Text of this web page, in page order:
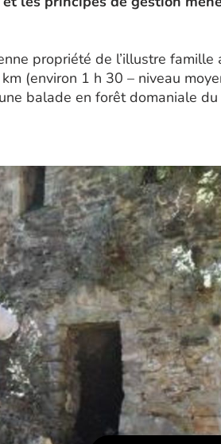
propriété de l’illustre famille
(environ 1 h 30 – niveau
balade en forêt domaniale du